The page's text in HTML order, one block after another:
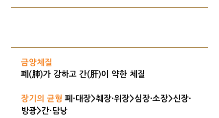
금양체질
폐(肺)가 강하고 간(肝)이 약한 체질
장기의 균형폐·대장>췌장·위장>심장·소장>신장·
방광>간·담낭